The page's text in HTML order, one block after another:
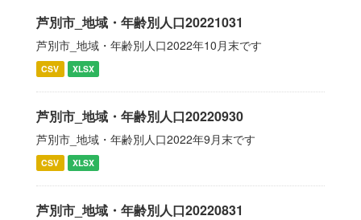
芦別市_地域・年齢別人口20221031
芦別市_地域・年齢別人口2022年10月末です
CSV XLSX
芦別市_地域・年齢別人口20220930
芦別市_地域・年齢別人口2022年9月末です
CSV XLSX
芦別市_地域・年齢別人口20220831